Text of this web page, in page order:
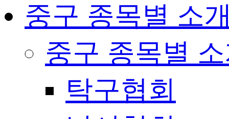
중구 종목별 소
중구 종목별
탁구협회